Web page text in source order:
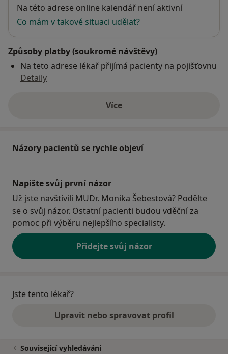
Dostupnost
Na této adrese online kalendář není aktivní
Co mám v takové situaci udělat?
Způsoby platby (soukromé návštěvy)
Na teto adrese lékař přijímá pacienty na pojišťovnu
Detaily
Víceo adrese
Názory pacientů se rychle objeví
Napište svůj první názor
Už jste navštívili MUDr. Monika Šebestová? Podělte
se o svůj názor. Ostatní pacienti budou vděční za
pomoc při výběru nejlepšího specialisty.
Přidejte svůj názor
Jste tento lékař?
Upravit nebo spravovat profil
Související vyhledávání